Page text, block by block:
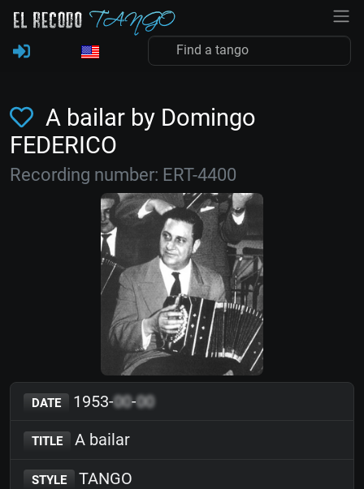
A bailar by Domingo
FEDERICO
Recording number: ERT-4400
DATE 1953-00-00
TITLE A bailar
STYLE TANGO